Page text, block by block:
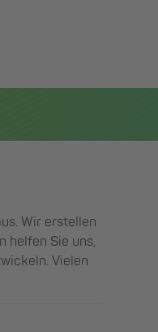
Wir erstellen
helfen Sie uns,
Vielen